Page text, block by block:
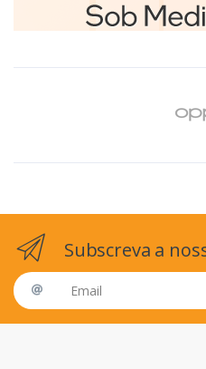
Subscreva a
Email address